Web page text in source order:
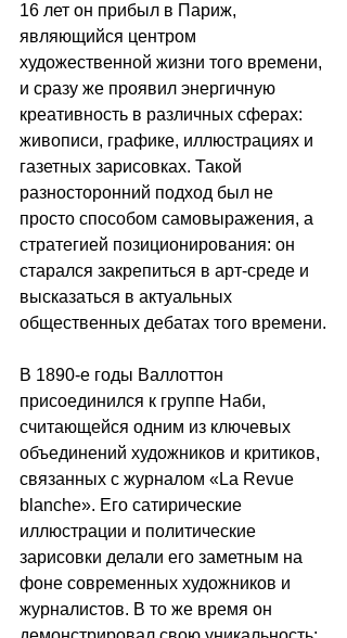
16 лет он прибыл в Париж,
являющийся центром
художественной жизни того времени,
и сразу же проявил энергичную
креативность в различных сферах:
живописи, графике, иллюстрациях и
газетных зарисовках. Такой
разносторонний подход был не
просто способом самовыражения, а
стратегией позиционирования: он
старался закрепиться в арт-среде и
высказаться в актуальных
общественных дебатах того времени.
В 1890-е годы Валлоттон
присоединился к группе Наби,
считающейся одним из ключевых
объединений художников и критиков,
связанных с журналом «La Revue
blanche». Его сатирические
иллюстрации и политические
зарисовки делали его заметным на
фоне современных художников и
журналистов. В то же время он